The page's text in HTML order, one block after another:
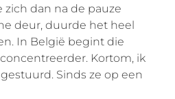
zich dan na de pauze
deur, duurde het heel
In België begint die
Kortom, ik
Sinds ze op een